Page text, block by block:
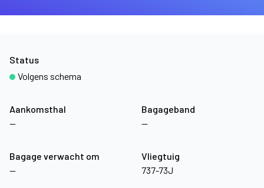
Aankomsthal
—
Bagageband
—
Bagage verwacht om
—
Vliegtuig
737-73J
Status
Volgens schema